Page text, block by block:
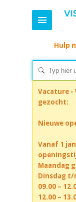
Hulp
Vacature -
gezocht:
Nieuwe
Vanaf 1
Maandag
Dinsdag
09.00 –
12.00 –